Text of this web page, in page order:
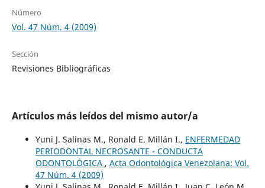
Número
Vol. 47 Núm. 4 (2009)
Sección
Revisiones Bibliográficas
Artículos más leídos del mismo autor/a
Yuni J. Salinas M., Ronald E. Millán I., ENFERMEDAD
PERIODONTAL NECROSANTE - CONDUCTA
ODONTOLÓGICA , Acta Odontológica Venezolana: Vol.
47 Núm. 4 (2009)